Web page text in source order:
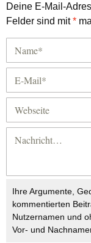
Deine E-Mail-
Felder sind mit*
Ihre Argumente,
kommentierten
Nutzernamen und
Vor- und